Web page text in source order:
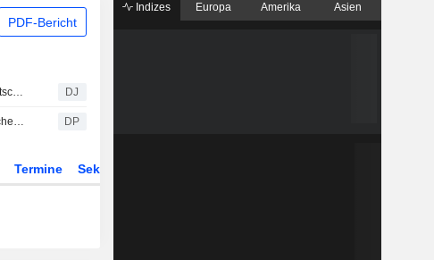
PDF-Bericht
MARKO TALK/Pkw-Produktion in Deutschland sinkt im Juli DJ
E-Auto-Boom dank Prämie - chinesische Hersteller profitieren DP
Termine Sektor
Indizes Europa Amerika Asien